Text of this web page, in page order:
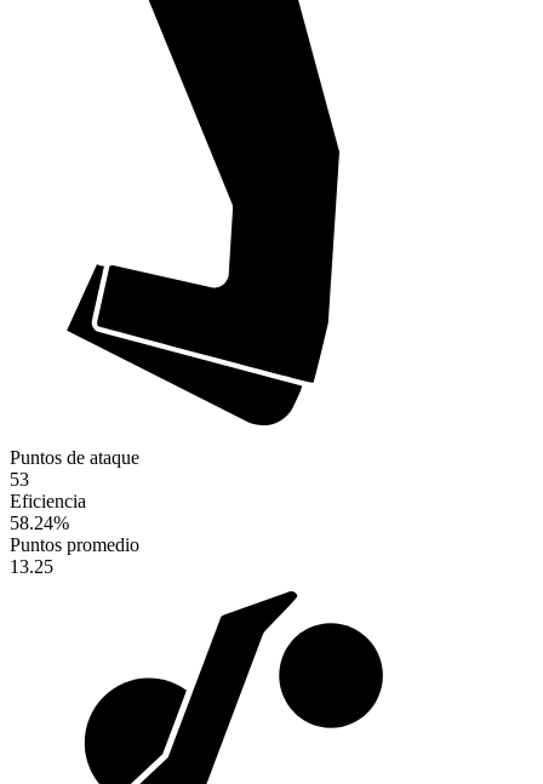
Puntos de ataque
53
Eficiencia
58.24%
Puntos promedio
13.25